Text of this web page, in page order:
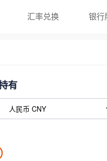
汇率兑换 银行
有